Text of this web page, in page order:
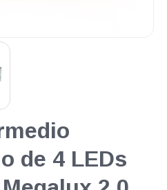
de 4 LEDs